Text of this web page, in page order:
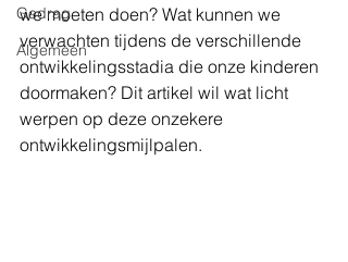
Gedrag
Algemeen
we moeten doen? Wat kunnen we
verwachten tijdens de verschillende
ontwikkelingsstadia die onze kinderen
doormaken? Dit artikel wil wat licht
werpen op deze onzekere
ontwikkelingsmijlpalen.